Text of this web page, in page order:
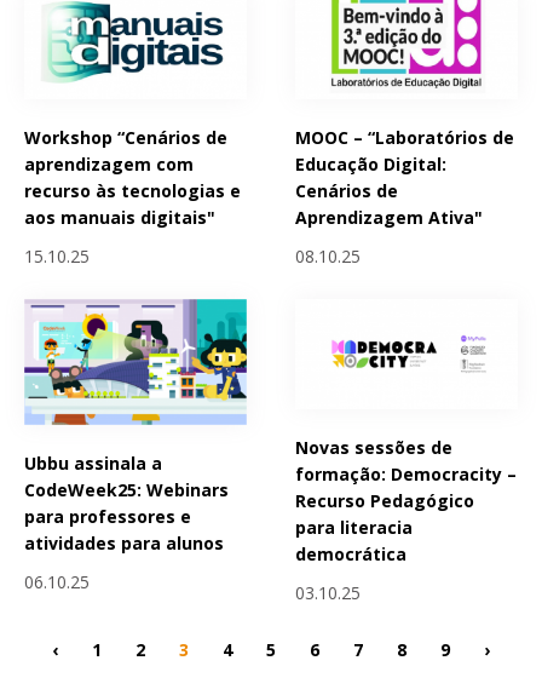
Workshop “Cenários de
aprendizagem com
recurso às tecnologias e
aos manuais digitais"
15.10.25
MOOC – “Laboratórios de
Educação Digital:
Cenários de
Aprendizagem Ativa"
08.10.25
Ubbu assinala a
CodeWeek25: Webinars
para professores e
atividades para alunos
06.10.25
Novas sessões de
formação: Democracity –
Recurso Pedagógico
para literacia
democrática
03.10.25
‹ 1 2 3 4 5 6 7 8 9 ›